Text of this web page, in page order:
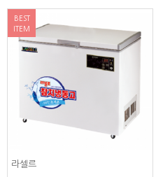
BEST
ITEM
라셀르